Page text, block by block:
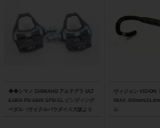
◆◆シマノ SHIMANO アルテグラ ULT
EGRA PD-6800 SPD-SL ビンディング
ペダル（サイクルパラダイス大阪より
ヴィジョン VISION
IMAX 400mm/
ル